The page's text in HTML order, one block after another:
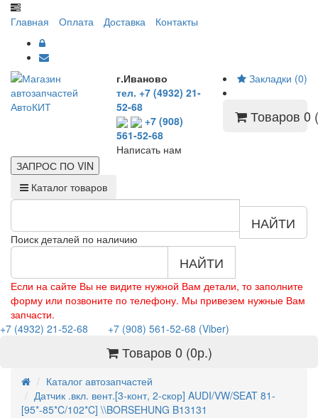
Главная Оплата Доставка Контакты
г.Иваново
тел. +7 (4932) 21-
52-68
+7 (908)
561-52-68
Написать нам
Закладки (0)
Товаров 0
ЗАПРОС ПО VIN
Каталог товаров
Поиск деталей по наличию
НАЙТИ
НАЙТИ
Если на сайте Вы не видите нужной Вам детали, то заполните
форму или позвоните по телефону. Мы привезем нужные Вам
запчасти.
+7 (4932) 21-52-68
+7 (908) 561-52-68 (Viber)
Товаров 0 (0р.)
Каталог автозапчастей
Датчик .вкл. вент.[3-конт, 2-скор] AUDI/VW/SEAT 81-
[95*-85*C/102*C] \\BORSEHUNG B13131